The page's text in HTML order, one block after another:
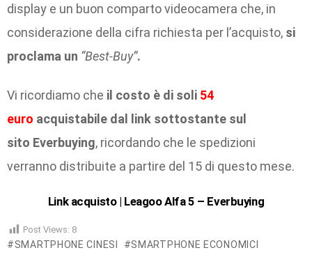
display e un buon comparto videocamera che, in
considerazione della cifra richiesta per l’acquisto, si
proclama un “Best-Buy”.
Vi ricordiamo che il costo è di soli 54
euro acquistabile dal link sottostante sul
sito Everbuying, ricordando che le spedizioni
verranno distribuite a partire del 15 di questo mese.
Link acquisto | Leagoo Alfa 5 – Everbuying
Post Views: 8
SMARTPHONE CINESI SMARTPHONE ECONOMICI